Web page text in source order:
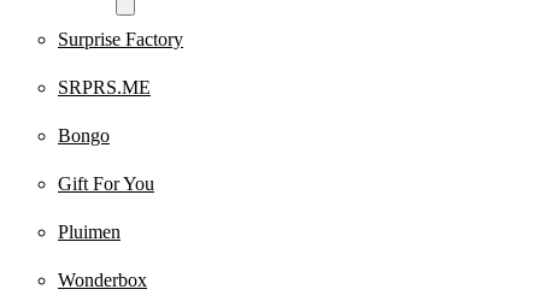
Surprise Factory
SRPRS.ME
Bongo
Gift For You
Pluimen
Wonderbox